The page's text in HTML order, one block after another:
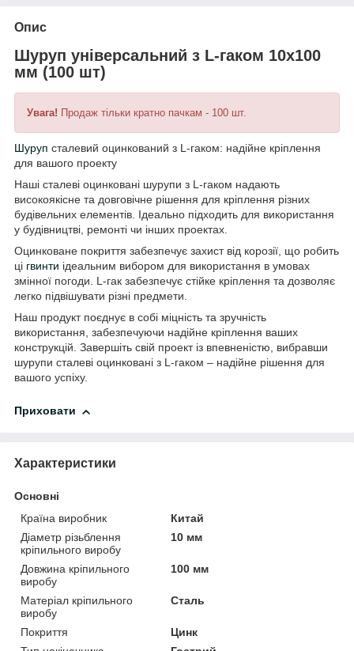
Опис
Шуруп універсальний з L-гаком 10х100
мм (100 шт)
Увага! Продаж тільки кратно пачкам - 100 шт.
Шуруп сталевий оцинкований з L-гаком: надійне кріплення
для вашого проекту
Наші сталеві оцинковані шурупи з L-гаком надають
високоякісне та довговічне рішення для кріплення різних
будівельних елементів. Ідеально підходить для використання
у будівництві, ремонті чи інших проектах.
Оцинковане покриття забезпечує захист від корозії, що робить
ці гвинти ідеальним вибором для використання в умовах
змінної погоди. L-гак забезпечує стійке кріплення та дозволяє
легко підвішувати різні предмети.
Наш продукт поєднує в собі міцність та зручність
використання, забезпечуючи надійне кріплення ваших
конструкцій. Завершіть свій проект із впевненістю, вибравши
шурупи сталеві оцинковані з L-гаком – надійне рішення для
вашого успіху.
Приховати
Характеристики
Основні
Країна виробник
Китай
Діаметр різьблення
кріпильного виробу
10 мм
Довжина кріпильного
виробу
100 мм
Матеріал кріпильного
виробу
Сталь
Покриття
Цинк